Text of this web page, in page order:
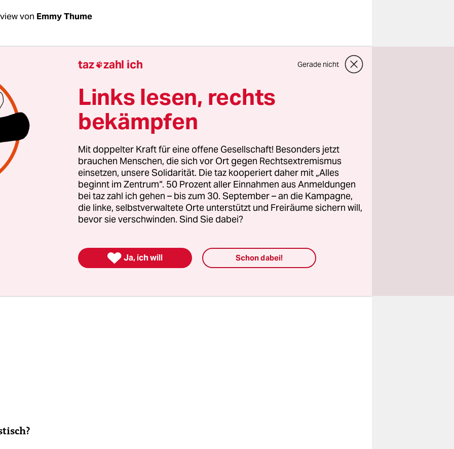
von Emmy Thume
kann man von Menschen, die sich in der
engagieren, nicht einfach erwarten,
rassistisch sind?
Meine Bedenken liegen bei den Begriffen. Wer sind
Nach welchen Kriterien sagt man, jemand ist
Wer entwickelt wen? Ich würde über Partnerschaft auf
reden, statt über Entwicklungszusammenarbeit. Jeder
ihn gut ist. Aber dann kommen Menschen, die keine
den Bedürfnissen vor Ort haben, und sagen: „Wir haben
konzipiert. Das soll so aussehen.“ Dieses Unverständnis
taz zahl ich Gerade nicht
Links lesen, rechts
bekämpfen
Mit doppelter Kraft für eine offene Gesellschaft! Besonders jetzt
brauchen Menschen, die sich vor Ort gegen Rechtsextremismus
einsetzen, unsere Solidarität. Die taz kooperiert daher mit „Alles
beginnt im Zentrum“. 50 Prozent aller Einnahmen aus Anmeldungen
bei taz zahl ich gehen – bis zum 30. September – an die Kampagne,
die linke, selbstverwaltete Orte unterstützt und Freiräume sichern will,
bevor sie verschwinden. Sind Sie dabei?
 Ja, ich will Schon dabei!